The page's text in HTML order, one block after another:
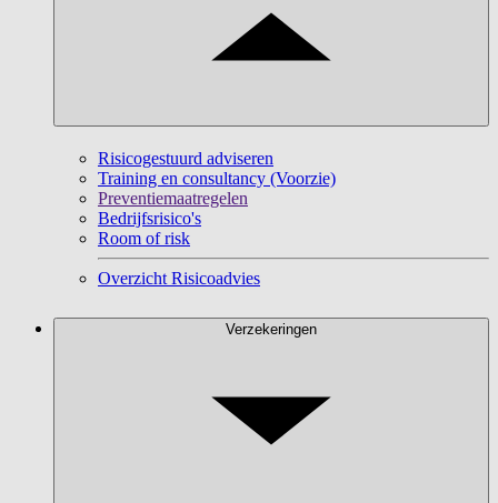
Risicogestuurd adviseren
Training en consultancy (Voorzie)
Preventiemaatregelen
Bedrijfsrisico's
Room of risk
Overzicht Risicoadvies
Verzekeringen